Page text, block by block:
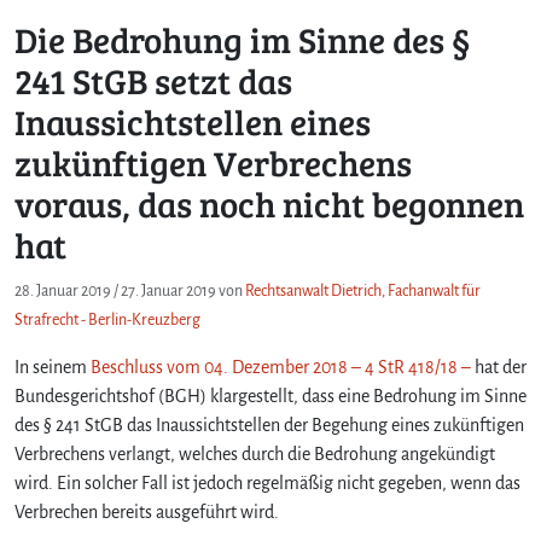
Die Bedrohung im Sinne des §
241 StGB setzt das
Inaussichtstellen eines
zukünftigen Verbrechens
voraus, das noch nicht begonnen
hat
28. Januar 2019 /27. Januar 2019 von Rechtsanwalt Dietrich, Fachanwalt für
Strafrecht - Berlin-Kreuzberg
In seinem Beschluss vom 04. Dezember 2018 – 4 StR 418/18 – hat der
Bundesgerichtshof (BGH) klargestellt, dass eine Bedrohung im Sinne
des § 241 StGB das Inaussichtstellen der Begehung eines zukünftigen
Verbrechens verlangt, welches durch die Bedrohung angekündigt
wird. Ein solcher Fall ist jedoch regelmäßig nicht gegeben, wenn das
Verbrechen bereits ausgeführt wird.